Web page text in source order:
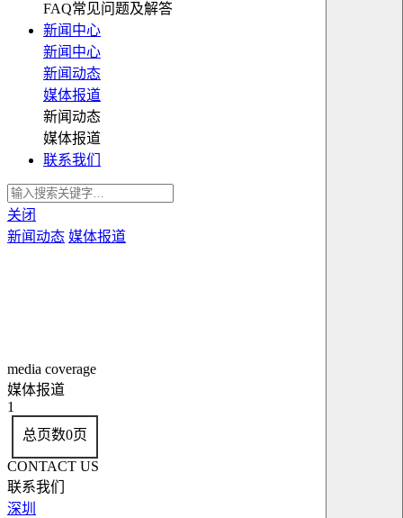
FAQ常见问题及解答
新闻中心
新闻中心
新闻动态
媒体报道
新闻动态
媒体报道
联系我们
关闭
新闻动态 媒体报道
media coverage
媒体报道
1
总页数0页
CONTACT US
联系我们
深圳